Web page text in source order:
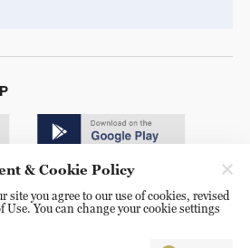
All Rights Reserved. 16A
& Cookie Policy
you agree to our use of cookies, revised
Use. You can change your cookie settings